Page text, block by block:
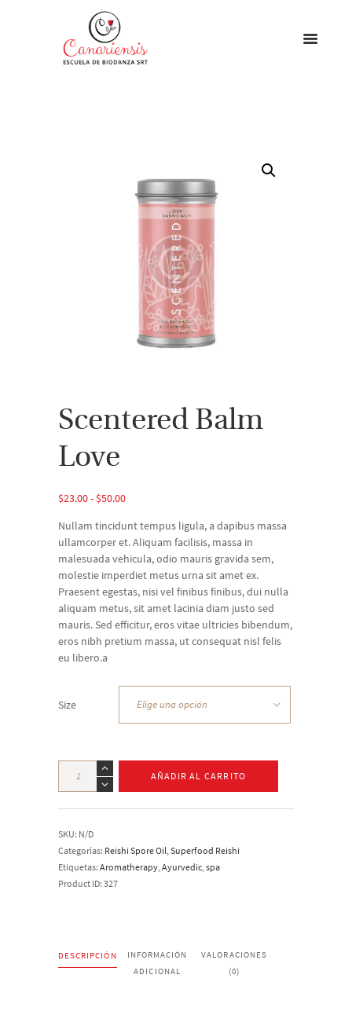
Scentered Balm
Love
$23.00- $50.00Rango
precios:
desde
$23.00
hasta
$50.00
Nullam tincidunt tempus ligula, a dapibus massa
ullamcorper et. Aliquam facilisis, massa in
malesuada vehicula, odio mauris gravida sem,
molestie imperdiet metus urna sit amet ex.
Praesent egestas, nisi vel finibus finibus, dui nulla
aliquam metus, sit amet lacinia diam justo sed
mauris. Sed efficitur, eros vitae ultricies bibendum,
eros nibh pretium massa, ut consequat nisl felis
eu libero.a
Size
Scentered
Balm AÑADIR AL CARRITO
SKU: N/D
Categorías: Reishi Spore Oil Superfood Reishi
Etiquetas: Aromatherapy Ayurvedic spa
Product ID: 327
DESCRIPCIÓN
INFORMACIÓN
ADICIONAL
VALORACIONES
(0)